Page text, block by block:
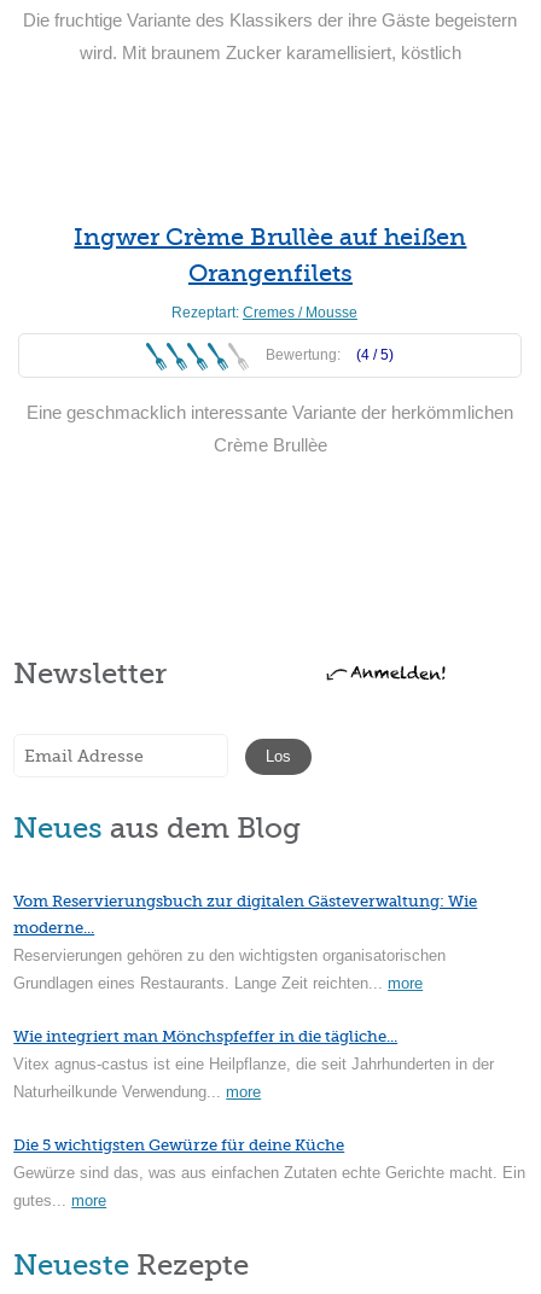
Die fruchtige Variante des Klassikers der ihre Gäste begeistern
wird. Mit braunem Zucker karamellisiert, köstlich
Ingwer Crème Brullèe auf heißen
Orangenfilets
Rezeptart: Cremes / Mousse
Bewertung: (4 /5)
Eine geschmacklich interessante Variante der herkömmlichen
Crème Brullèe
Newsletter
Neues aus dem Blog
Vom Reservierungsbuch zur digitalen Gästeverwaltung: Wie
moderne...
Reservierungen gehören zu den wichtigsten organisatorischen
Grundlagen eines Restaurants. Lange Zeit reichten...more
Wie integriert man Mönchspfeffer in die tägliche...
Vitex agnus-castus ist eine Heilpflanze, die seit Jahrhunderten in der
Naturheilkunde Verwendung...more
Die 5 wichtigsten Gewürze für deine Küche
Gewürze sind das, was aus einfachen Zutaten echte Gerichte macht. Ein
gutes...more
Neueste Rezepte